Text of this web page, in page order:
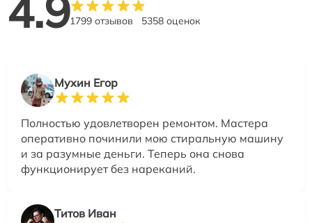
1799 отзывов 5358 оценок
Мухин Егор
Полностью удовлетворен ремонтом. Мастера
оперативно починили мою стиральную машину
и за разумные деньги. Теперь она снова
функционирует без нареканий.
Титов Иван